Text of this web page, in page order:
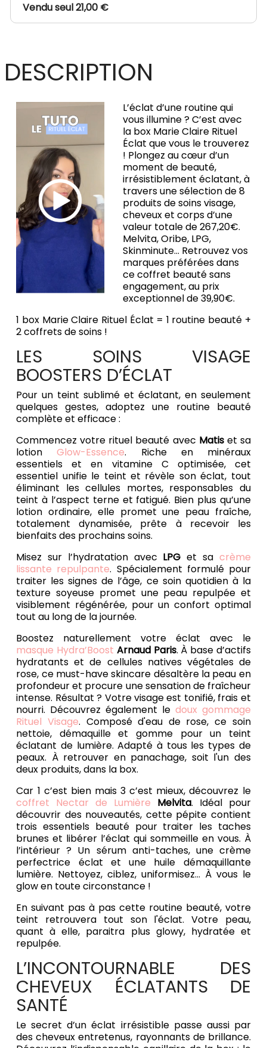
Vendu seul 21,00 €
DESCRIPTION
L’éclat d’une routine qui
vous illumine ? C’est avec
la box Marie Claire Rituel
Éclat que vous le trouverez
! Plongez au cœur d’un
moment de beauté,
irrésistiblement éclatant, à
travers une sélection de 8
produits de soins visage,
cheveux et corps d’une
valeur totale de 267,20€.
Melvita, Oribe, LPG,
Skinminute... Retrouvez vos
marques préférées dans
ce coffret beauté sans
engagement, au prix
exceptionnel de 39,90€.
1 box Marie Claire Rituel Éclat = 1 routine beauté +
2 coffrets de soins !
LES SOINS VISAGE
BOOSTERS D’ÉCLAT
Pour un teint sublimé et éclatant, en seulement
quelques gestes, adoptez une routine beauté
complète et efficace :
Commencez votre rituel beauté avec Matiset sa
lotionGlow-Essence. Riche en minéraux
essentiels et en vitamine C optimisée, cet
essentiel unifie le teint et révèle son éclat, tout
éliminant les cellules mortes, responsables du
teint à l’aspect terne et fatigué. Bien plus qu’une
lotion ordinaire, elle promet une peau fraîche,
totalement dynamisée, prête à recevoir les
bienfaits des prochains soins.
Misez sur l’hydratation avec LPG et sa crème
lissante repulpante. Spécialement formulé pour
traiter les signes de l’âge, ce soin quotidien à la
texture soyeuse promet une peau repulpée et
visiblement régénérée, pour un confort optimal
tout au long de la journée.
Boostez naturellement votre éclat avec le
masque Hydra’Boost Arnaud Paris. À base d’actifs
hydratants et de cellules natives végétales de
rose, ce must-have skincare désaltère la peau en
profondeur et procure une sensation de fraîcheur
intense. Résultat ? Votre visage est tonifié, frais et
nourri. Découvrez également le doux gommage
Rituel Visage. Composé d'eau de rose, ce soin
nettoie, démaquille et gomme pour un teint
éclatant de lumière. Adapté à tous les types de
peaux. À retrouver en panachage, soit l'un des
deux produits, dans la box.
Car 1 c’est bien mais 3 c’est mieux, découvrez le
coffret Nectar de Lumière Melvita. Idéal pour
découvrir des nouveautés, cette pépite contient
trois essentiels beauté pour traiter les taches
brunes et libérer l’éclat qui sommeille en vous. À
l’intérieur ? Un sérum anti-taches, une crème
perfectrice éclat et une huile démaquillante
lumière. Nettoyez, ciblez, uniformisez… À vous le
glow en toute circonstance !
En suivant pas à pas cette routine beauté, votre
teint retrouvera tout son l'éclat. Votre peau,
quant à elle, paraitra plus glowy, hydratée et
repulpée.
L’INCONTOURNABLE DES
CHEVEUX ÉCLATANTS DE
SANTÉ
Le secret d’un éclat irrésistible passe aussi par
des cheveux entretenus, rayonnants de brillance.